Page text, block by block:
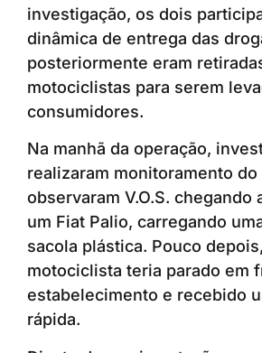
investigação, os dois
dinâmica de entrega das
posteriormente eram
motociclistas para serem
consumidores.
Na manhã da operação,
realizaram monitoramento do
observaram V.O.S. chegando
um Fiat Palio, carregando
sacola plástica. Pouco
motociclista teria parado em
estabelecimento e recebido
rápida.